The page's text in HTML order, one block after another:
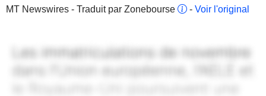
MT Newswires - Traduit par Zonebourse
- Voir l'original